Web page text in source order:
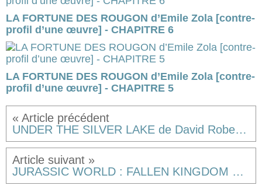
LA FORTUNE DES ROUGON d’Emile Zola [contre-
profil d’une œuvre] - CHAPITRE 6
LA FORTUNE DES ROUGON d’Emile Zola [contre-
profil d’une œuvre] - CHAPITRE 5
UNDER THE SILVER LAKE de David Robert Mitchell (Cannes 2018, Sélection Officielle, Compétition) [résumé] & [critique]
JURASSIC WORLD : FALLEN KINGDOM de Juan Antonio Bayona, JURASSIC WORLD 2 quoi [résumé]